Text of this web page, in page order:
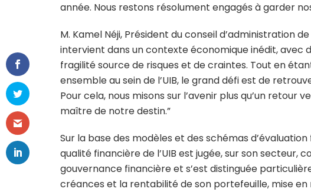
année. Nous restons résolument engagés à garder
M. Kamel Néji, Président du conseil d’administration
intervient dans un contexte économique inédit, avec
fragilité source de risques et de craintes. Tout en
ensemble au sein de l’UIB, le grand défi est de
Pour cela, nous misons sur l’avenir plus qu’un retour
maître de notre destin.”
Sur la base des modèles et des schémas
qualité financière de l’UIB est jugée, sur son secteur,
gouvernance financière et s’est distinguée
créances et la rentabilité de son portefeuille, mise